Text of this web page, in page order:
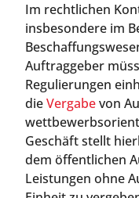
Im rechtlichen
insbesondere im
Auftraggeber
Regulierungen
dieVergabevon
Geschäft stellt
dem öffentlichen
Leistungen ohne